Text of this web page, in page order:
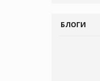
БЛОГИ